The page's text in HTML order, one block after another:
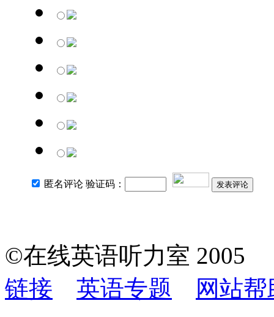
匿名评论 验证码： 发表评论
©在线英语听力室
链接
英语专题
网站帮